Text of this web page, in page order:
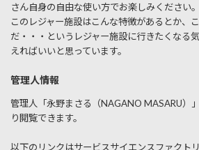
さん自身の自由な使い方でお楽しみください。
このレジャー施設はこんな特徴があるとか、
だ・・・というレジャー施設に行きたくなる
えればいいと思っています。
管理人情報
管理人「永野まさる（NAGANO MASARU）
り閲覧できます。
以下のリンクはサービスサイエンスファクト